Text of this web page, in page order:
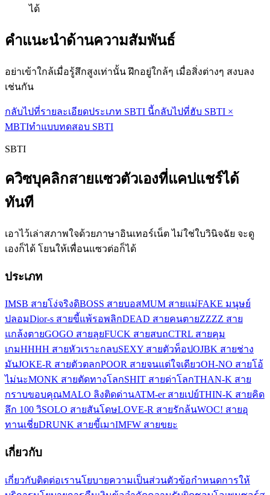
ได้
คำแนะนำด้านความสัมพันธ์
อย่าเข้าใกล้เมื่อรู้สึกสูงเท่านั้น ฝึกอยู่ใกล้ๆ เมื่อสิ่งต่างๆ สงบลง
เช่นกัน
กลับไปที่รายละเอียดประเภท SBTI นี้กลับไปที่ฮับ SBTI ×
MBTIทำแบบทดสอบ SBTI
SBTI
ควิซบุคลิกสายแซวตัวเองที่แคปแชร์ได้
ทันที
เอาไว้เล่าสภาพใจด้วยภาษาอินเทอร์เน็ต ไม่ใช่ใบวินิจฉัย จะดู
เองก็ได้ โยนให้เพื่อนแซวต่อก็ได้
ประเภท
IMSB สายโง่จริงดิBOSS สายบอสMUM สายแม่FAKE มนุษย์
ปลอมDior-s สายขี้แพ้รอพลิกDEAD สายคนตายZZZZ สาย
แกล้งตายGOGO สายลุยFUCK สายสบถCTRL สายคุม
เกมHHHH สายหัวเราะกลบSEXY สายตัวท็อปOJBK สายช่าง
มันJOKE-R สายตัวตลกPOOR สายจนแต่ใจเดียวOH-NO สายโอ้
ไม่นะMONK สายตัดทางโลกSHIT สายด่าโลกTHAN-K สาย
กราบขอบคุณMALO ลิงติดด่านATM-er สายเปย์THIN-K สายคิด
ลึก 100 วิSOLO สายสันโดษLOVE-R สายรักล้นWOC! สายอุ
ทานเชี่ยDRUNK สายขี้เมาIMFW สายขยะ
เกี่ยวกับ
เกี่ยวกับติดต่อเรานโยบายความเป็นส่วนตัวข้อกำหนดการให้